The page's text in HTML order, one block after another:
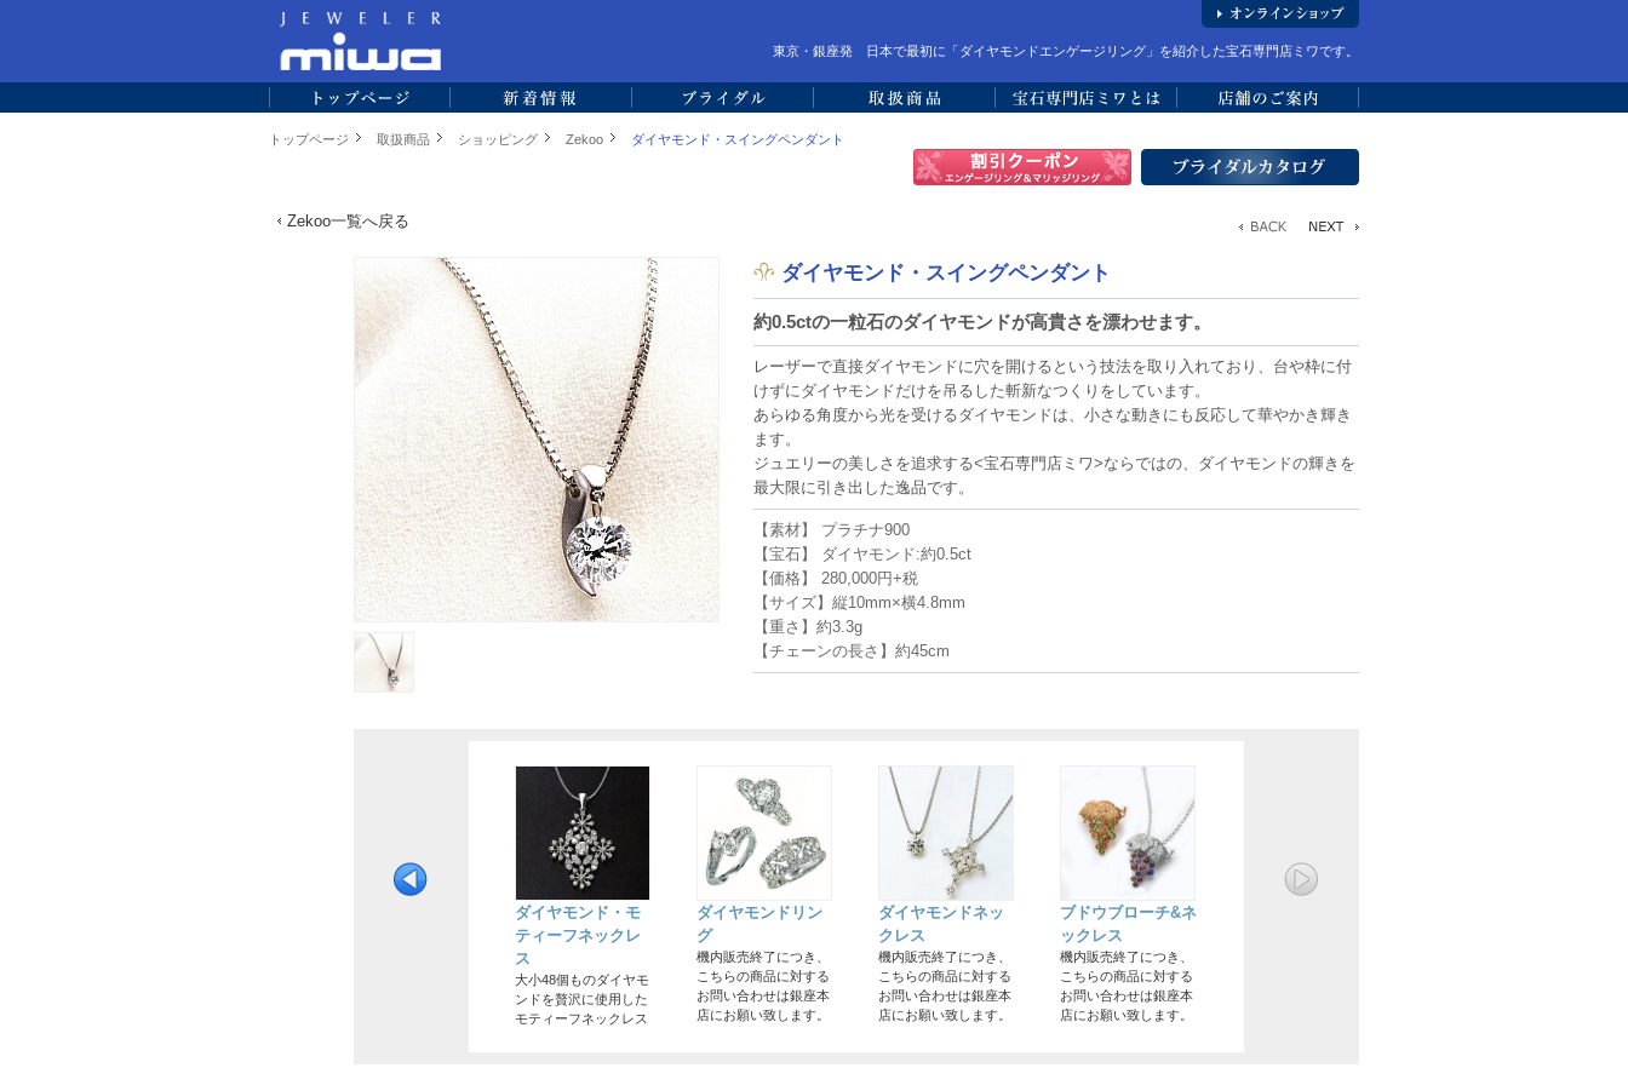
東京・銀座発 日本で最初に「ダイヤモンドエンゲージリング」を紹介した宝石専門店ミワです。
トップページ 取扱商品 ショッピング Zekoo ダイヤモンド・スイングペンダント
Zekoo一覧へ戻る
ダイヤモンド・スイングペンダント
約0.5ctの一粒石のダイヤモンドが高貴さを漂わせます。
レーザーで直接ダイヤモンドに穴を開けるという技法を取り入れており、台や枠に付
けずにダイヤモンドだけを吊るした斬新なつくりをしています。
あらゆる角度から光を受けるダイヤモンドは、小さな動きにも反応して華やかき輝き
ます。
ジュエリーの美しさを追求する<宝石専門店ミワ>ならではの、ダイヤモンドの輝きを
最大限に引き出した逸品です。
【素材】 プラチナ900
【宝石】 ダイヤモンド:約0.5ct
【価格】 280,000円+税
【サイズ】縦10mm×横4.8mm
【重さ】約3.3g
【チェーンの長さ】約45cm
ダイヤモンド・モ
ティーフネックレ
ス
大小48個ものダイヤモ
ンドを贅沢に使用した
モティーフネックレス
ダイヤモンドリン
グ
機内販売終了につき、
こちらの商品に対する
お問い合わせは銀座本
店にお願い致します。
ダイヤモンドネッ
クレス
機内販売終了につき、
こちらの商品に対する
お問い合わせは銀座本
店にお願い致します。
ブドウブローチ&ネ
ックレス
機内販売終了につき、
こちらの商品に対する
お問い合わせは銀座本
店にお願い致します。